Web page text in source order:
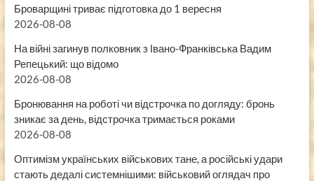
Броварщині триває підготовка до 1 вересня
2026-08-08
На війні загинув полковник з Івано-Франківська Вадим
Репецький: що відомо
2026-08-08
Бронювання на роботі чи відстрочка по догляду: бронь
зникає за день, відстрочка тримається роками
2026-08-08
Оптимізм українських військових тане, а російські удари
стають дедалі системнішими: військовий оглядач про